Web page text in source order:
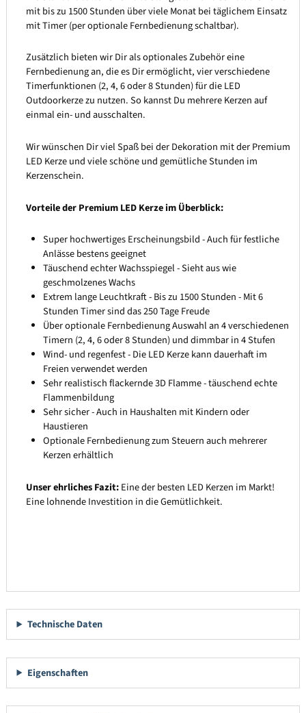
mit bis zu 1500 Stunden über viele Monat bei täglichem Einsatz
mit Timer (per optionale Fernbedienung schaltbar).
Zusätzlich bieten wir Dir als optionales Zubehör eine
Fernbedienung an, die es Dir ermöglicht, vier verschiedene
Timerfunktionen (2, 4, 6 oder 8 Stunden) für die LED
Outdoorkerze zu nutzen. So kannst Du mehrere Kerzen auf
einmal ein- und ausschalten.
Wir wünschen Dir viel Spaß bei der Dekoration mit der Premium
LED Kerze und viele schöne und gemütliche Stunden im
Kerzenschein.
Vorteile der Premium LED Kerze im Überblick:
Super hochwertiges Erscheinungsbild - Auch für festliche
Anlässe bestens geeignet
Täuschend echter Wachsspiegel - Sieht aus wie
geschmolzenes Wachs
Extrem lange Leuchtkraft - Bis zu 1500 Stunden - Mit 6
Stunden Timer sind das 250 Tage Freude
Über optionale Fernbedienung Auswahl an 4 verschiedenen
Timern (2, 4, 6 oder 8 Stunden) und dimmbar in 4 Stufen
Wind- und regenfest - Die LED Kerze kann dauerhaft im
Freien verwendet werden
Sehr realistisch flackernde 3D Flamme - täuschend echte
Flammenbildung
Sehr sicher - Auch in Haushalten mit Kindern oder
Haustieren
Optionale Fernbedienung zum Steuern auch mehrerer
Kerzen erhältlich
Unser ehrliches Fazit:Eine der besten LED Kerzen im Markt!
Eine lohnende Investition in die Gemütlichkeit.
Technische Daten
Eigenschaften